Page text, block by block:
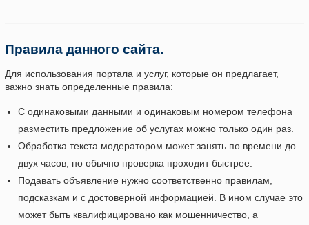
Правила данного сайта.
Для использования портала и услуг, которые он предлагает,
важно знать определенные правила:
С одинаковыми данными и одинаковым номером телефона
разместить предложение об услугах можно только один раз.
Обработка текста модератором может занять по времени до
двух часов, но обычно проверка проходит быстрее.
Подавать объявление нужно соответственно правилам,
подсказкам и с достоверной информацией. В ином случае это
может быть квалифицировано как мошенничество, а